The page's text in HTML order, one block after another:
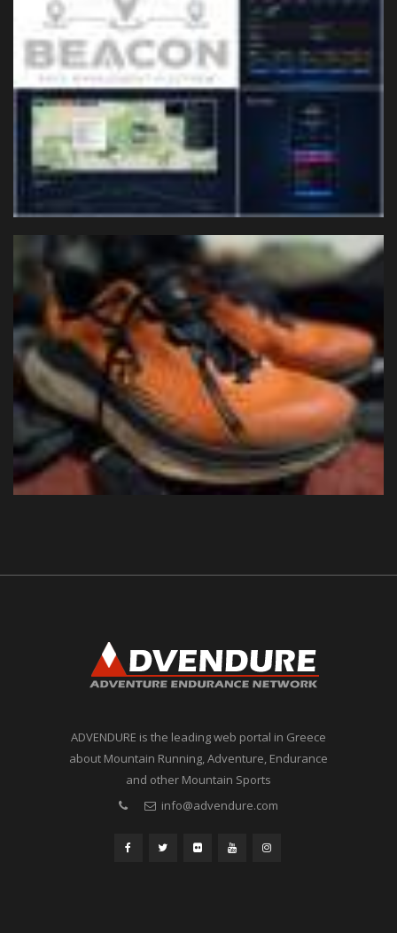
ADVENDURE is the leading web portal in Greece
about Mountain Running, Adventure, Endurance
and other Mountain Sports
info@advendure.com